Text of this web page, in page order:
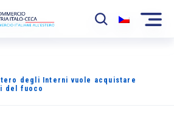
degli Interni vuole acquistare
del fuoco